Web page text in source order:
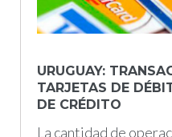
URUGUAY:
TARJETAS DE
DE CRÉDITO
La cantidad de